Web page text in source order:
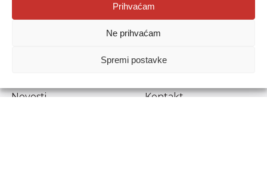
Prihvaćam
Ne prihvaćam
Spremi postavke
Agencija za odgoj i obrazovanje
Donje Svetice 38, 10000 Zagreb
1778129
Prenošenje sadržaja dopušteno je uz navođenje izvora.
Novosti
Kontakt